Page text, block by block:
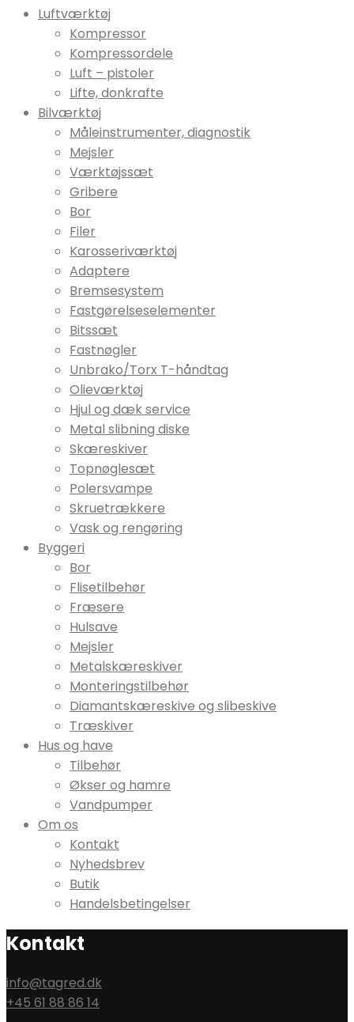
Luftværktøj
Kompressor
Kompressordele
Luft – pistoler
Lifte, donkrafte
Bilværktøj
Måleinstrumenter, diagnostik
Mejsler
Værktøjssæt
Gribere
Bor
Filer
Karosseriværktøj
Adaptere
Bremsesystem
Fastgørelseselementer
Bitssæt
Fastnøgler
Unbrako/Torx T-håndtag
Olieværktøj
Hjul og dæk service
Metal slibning diske
Skæreskiver
Topnøglesæt
Polersvampe
Skruetrækkere
Vask og rengøring
Byggeri
Bor
Flisetilbehør
Fræsere
Hulsave
Mejsler
Metalskæreskiver
Monteringstilbehør
Diamantskæreskive og slibeskive
Træskiver
Hus og have
Tilbehør
Økser og hamre
Vandpumper
Om os
Kontakt
Nyhedsbrev
Butik
Handelsbetingelser
Kontakt
info@tagred.dk
+45 61 88 86 14